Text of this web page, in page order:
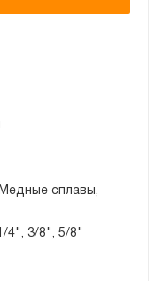
сплавы,
4", 3/8", 5/8"